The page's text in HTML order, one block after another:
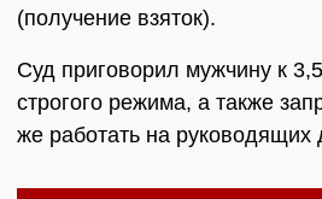
(получение взяток).
Суд приговорил мужчину к
строгого режима, а также
же работать на руководящих